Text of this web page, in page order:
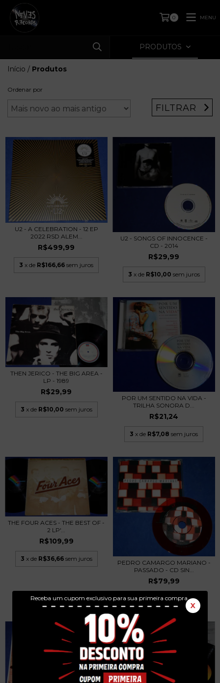
Receba um cupom exclusivo para sua primeira compra.
X
0 MENU
PRODUTOS
Início / Produtos
Ordenar por
FILTRAR
U2 - A CELEBRATION - 12 EP
2022 RSD ALEM...
R$499,99
3 x de R$166,66 sem juros
U2 - SONGS OF INNOCENCE -
CD - 2014
R$29,99
3 x de R$10,00 sem juros
THEN JERICO - THE BIG AREA -
LP - 1989
R$29,99
3 x de R$10,00 sem juros
POR UM SENTIDO NA VIDA -
TRILHA SONORA D...
R$21,24
3 x de R$7,08 sem juros
THE FOUR ACES - THE BEST OF -
2 LP'...
R$109,99
3 x de R$36,66 sem juros
PEDRO CAMARGO MARIANO -
PASSADO - CD SIN...
R$79,99
3 x deR$26,66 sem juros